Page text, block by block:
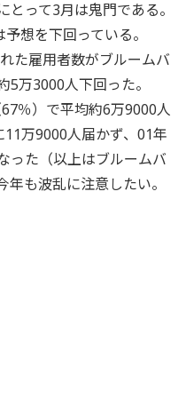
って3月は鬼門である。
想を下回っている。
た雇用者数がブルームバ
万3000人下回った。
％）で平均約6万9000人
万9000人届かず、01年
った（以上はブルームバ
も波乱に注意したい。